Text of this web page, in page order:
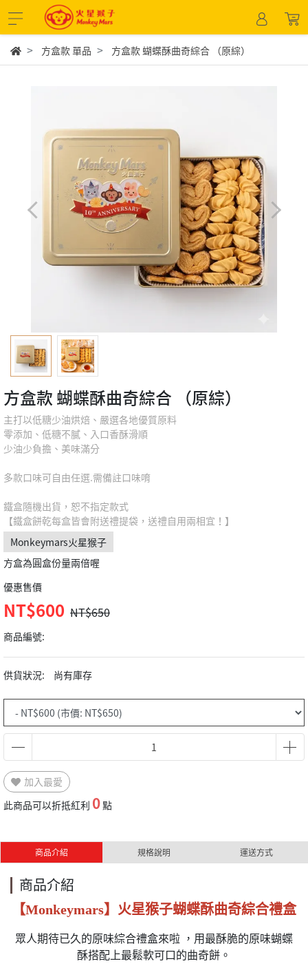
方盒款 單品 方盒款 蝴蝶酥曲奇綜合 （原綜）
方盒款 蝴蝶酥曲奇綜合 （原綜）
主打以低糖少油烘焙、嚴選各地優質原料
零添加、低糖不膩、入口香酥滑順
少油少負擔、美味滿分
多款口味可自由任選.需備註口味唷
鐵盒隨機出貨，恕不指定款式
【鐵盒餅乾每盒皆會附送禮提袋，送禮自用兩相宜！】
Monkeymars火星猴子
方盒為圓盒份量兩倍喔
優惠售價
NT$600 NT$650
商品編號:
供貨狀況: 尚有庫存
加入最愛
此商品可以折抵紅利 0點
商品介紹 規格說明 運送方式
商品介紹
【Monkeymars】火星猴子蝴蝶酥曲奇綜合禮盒
眾人期待已久的原味綜合禮盒來啦 ，用最酥脆的原味蝴蝶
酥搭配上最鬆軟可口的曲奇餅。